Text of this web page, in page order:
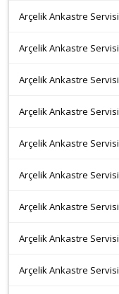
Arçelik Ankastre Servisi
Arçelik Ankastre
Arçelik Ankastre
Arçelik Ankastre
Arçelik Ankastre
Arçelik Ankastre
Arçelik Ankastre
Arçelik Ankastre
Arçelik Ankastre